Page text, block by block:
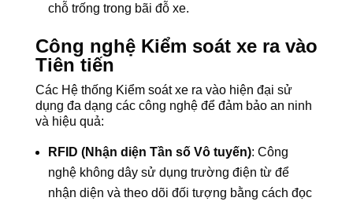
chỗ trống trong bãi đỗ xe.
Công nghệ Kiểm soát xe ra vào
Tiên tiến
Các Hệ thống Kiểm soát xe ra vào hiện đại sử
dụng đa dạng các công nghệ để đảm bảo an ninh
và hiệu quả:
RFID (Nhận diện Tần số Vô tuyến): Công
nghệ không dây sử dụng trường điện từ để
nhận diện và theo dõi đối tượng bằng cách đọc